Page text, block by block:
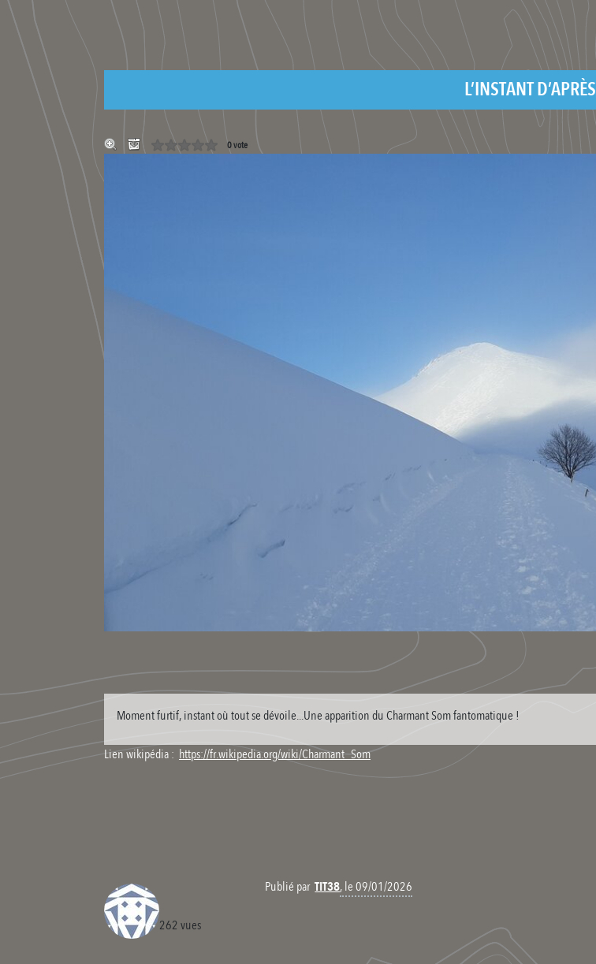
L’INSTANT D’APRÈS
0 vote
Moment furtif, instant où tout se dévoile...Une apparition du Charmant Som fantomatique !
Lien wikipédia : https://fr.wikipedia.org/wiki/Charmant_Som
Publié par TIT38, le 09/01/2026
262 vues